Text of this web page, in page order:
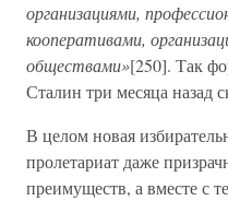
организациями,
кооперативами,
обществами»[250]. Так
Сталин три месяца назад
В целом новая
пролетариат даже
преимуществ, а вместе с